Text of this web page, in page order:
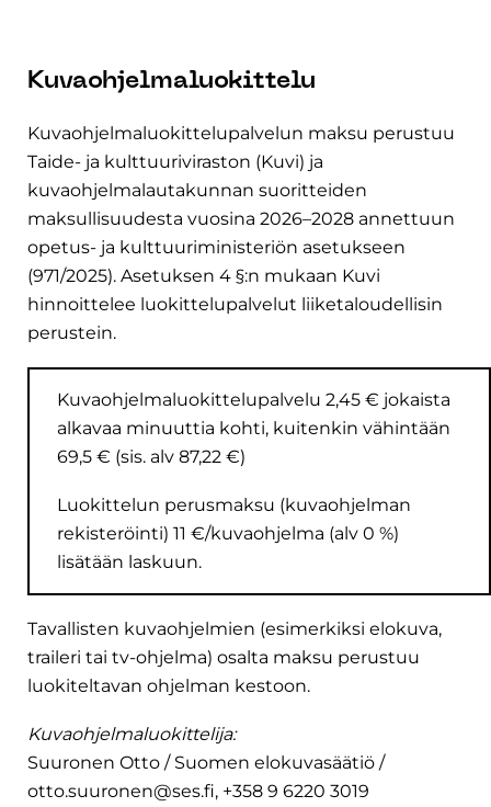
Kuvaohjelmaluokittelu
Kuvaohjelmaluokittelupalvelun maksu perustuu
Taide- ja kulttuuriviraston (Kuvi) ja
kuvaohjelmalautakunnan suoritteiden
maksullisuudesta vuosina 2026–2028 annettuun
opetus- ja kulttuuriministeriön asetukseen
(971/2025). Asetuksen 4 §:n mukaan Kuvi
hinnoittelee luokittelupalvelut liiketaloudellisin
perustein.
Kuvaohjelmaluokittelupalvelu 2,45 € jokaista
alkavaa minuuttia kohti, kuitenkin vähintään
69,5 € (sis. alv 87,22 €)
Luokittelun perusmaksu (kuvaohjelman
rekisteröinti) 11 €/kuvaohjelma (alv 0 %)
lisätään laskuun.
Tavallisten kuvaohjelmien (esimerkiksi elokuva,
traileri tai tv-ohjelma) osalta maksu perustuu
luokiteltavan ohjelman kestoon.
Kuvaohjelmaluokittelija:
Suuronen Otto / Suomen elokuvasäätiö /
otto.suuronen@ses.fi, +358 9 6220 3019